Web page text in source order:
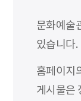
문화예술
있습니다.
홈페이지
게시물은